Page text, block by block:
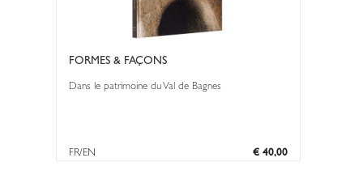
FORMES & FAÇONS
Dans le patrimoine du Val de Bagnes
€ 40,00
FR/EN